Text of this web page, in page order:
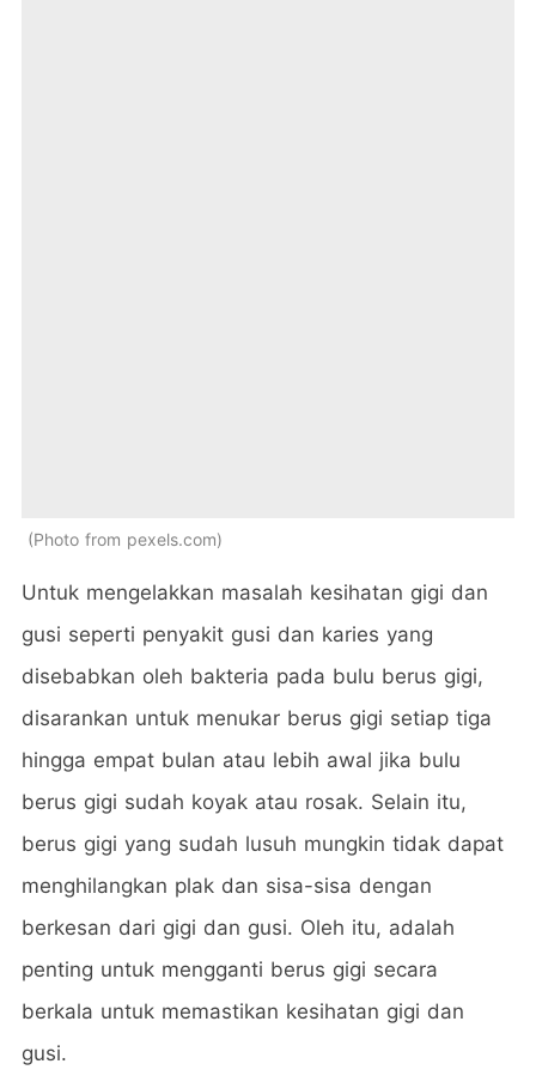
Photo from pexels.com
Untuk mengelakkan masalah kesihatan gigi dan
gusi seperti penyakit gusi dan karies yang
disebabkan oleh bakteria pada bulu berus gigi,
disarankan untuk menukar berus gigi setiap tiga
hingga empat bulan atau lebih awal jika bulu
berus gigi sudah koyak atau rosak. Selain itu,
berus gigi yang sudah lusuh mungkin tidak dapat
menghilangkan plak dan sisa-sisa dengan
berkesan dari gigi dan gusi. Oleh itu, adalah
penting untuk mengganti berus gigi secara
berkala untuk memastikan kesihatan gigi dan
gusi.